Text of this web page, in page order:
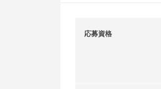
応募資格